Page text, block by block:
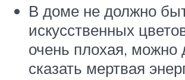
В доме не должно
искусственных
очень плохая, можно
сказать мертвая